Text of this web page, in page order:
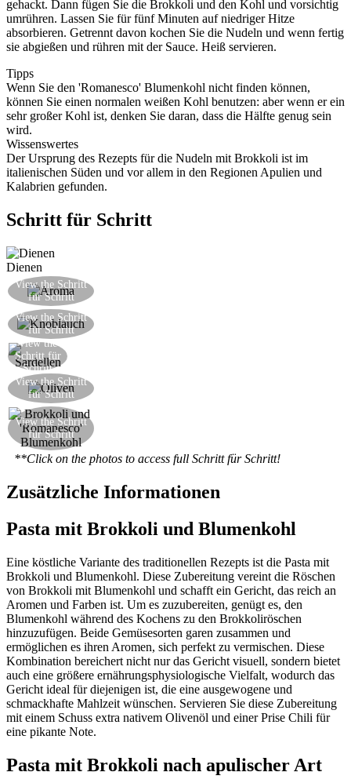
gehackt. Dann fügen Sie die Brokkoli und den Kohl und vorsichtig
umrühren. Lassen Sie für fünf Minuten auf niedriger Hitze
absorbieren. Getrennt davon kochen Sie die Nudeln und wenn fertig
sie abgießen und rühren mit der Sauce. Heiß servieren.
Tipps
Wenn Sie den 'Romanesco' Blumenkohl nicht finden können,
können Sie einen normalen weißen Kohl benutzen: aber wenn er ein
sehr großer Kohl ist, denken Sie daran, dass die Hälfte genug sein
wird.
Wissenswertes
Der Ursprung des Rezepts für die Nudeln mit Brokkoli ist im
italienischen Süden und vor allem in den Regionen Apulien und
Kalabrien gefunden.
Schritt für Schritt
Dienen
View the Schritt
für Schritt
View the Schritt
für Schritt
View the
Schritt für
Schritt
View the Schritt
für Schritt
View the Schritt
für Schritt
**Click on the photos to access full Schritt für Schritt!
Zusätzliche Informationen
Pasta mit Brokkoli und Blumenkohl
Eine köstliche Variante des traditionellen Rezepts ist die Pasta mit
Brokkoli und Blumenkohl. Diese Zubereitung vereint die Röschen
von Brokkoli mit Blumenkohl und schafft ein Gericht, das reich an
Aromen und Farben ist. Um es zuzubereiten, genügt es, den
Blumenkohl während des Kochens zu den Brokkoliröschen
hinzuzufügen. Beide Gemüsesorten garen zusammen und
ermöglichen es ihren Aromen, sich perfekt zu vermischen. Diese
Kombination bereichert nicht nur das Gericht visuell, sondern bietet
auch eine größere ernährungsphysiologische Vielfalt, wodurch das
Gericht ideal für diejenigen ist, die eine ausgewogene und
schmackhafte Mahlzeit wünschen. Servieren Sie diese Zubereitung
mit einem Schuss extra nativem Olivenöl und einer Prise Chili für
eine pikante Note.
Pasta mit Brokkoli nach apulischer Art